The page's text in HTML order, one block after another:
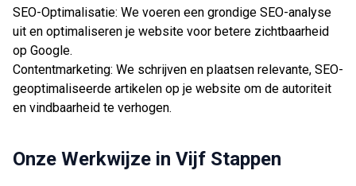
SEO-Optimalisatie: We voeren een grondige SEO-analyse
uit en optimaliseren je website voor betere zichtbaarheid
op Google.
Contentmarketing: We schrijven en plaatsen relevante, SEO-
geoptimaliseerde artikelen op je website om de autoriteit
en vindbaarheid te verhogen.
Onze Werkwijze in Vijf Stappen